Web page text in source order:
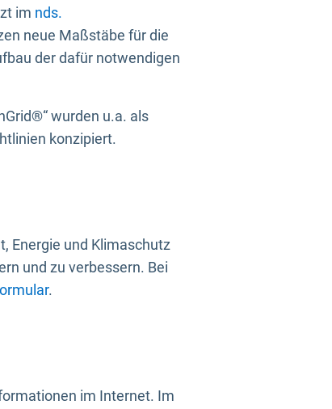
im nds.
neue Maßstäbe für die
der dafür notwendigen
wurden u.a. als
konzipiert.
Energie und Klimaschutz
und zu verbessern. Bei
.
im Internet. Im